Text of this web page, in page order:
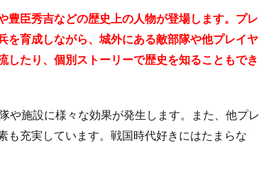
臣秀吉などの歴史上の人物が登場します。プレ
を育成しながら、城外にある敵部隊や他プレイヤ
たり、個別ストーリーで歴史を知ることもでき
や施設に様々な効果が発生します。また、他プレ
も充実しています。戦国時代好きにはたまらな